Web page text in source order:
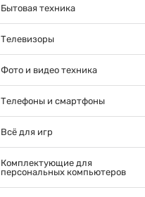
Бытовая техника
Телевизоры
Фото и видео техника
Телефоны и смартфоны
Всё для игр
Комплектующие для
персональных компьютеров